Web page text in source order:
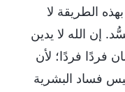
الطريقة لا
إن الله لا يدين
فردًا فردًا؛ لأن
فساد البشرية